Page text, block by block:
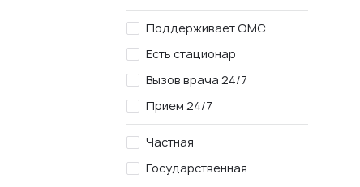
Поддерживает ОМС
Есть стационар
Вызов врача 24/7
Прием 24/7
Частная
Государственная